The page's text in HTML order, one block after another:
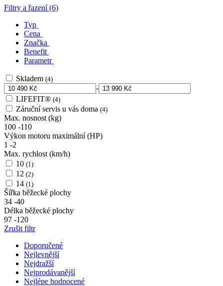
Filtry a řazení (6)
Typ
Cena
Značka
Benefit
Parametr
Skladem (4)
-
LIFEFIT® (4)
Záruční servis u vás doma (4)
Max. nosnost (kg)
100 -110
Výkon motoru maximální (HP)
1 -2
Max. rychlost (km/h)
10 (1)
12 (2)
14 (1)
Šířka běžecké plochy
34 -40
Délka běžecké plochy
97 -120
Zrušit filtr
Doporučené
Nejlevnější
Nejdražší
Nejprodávanější
Nejlépe hodnocené